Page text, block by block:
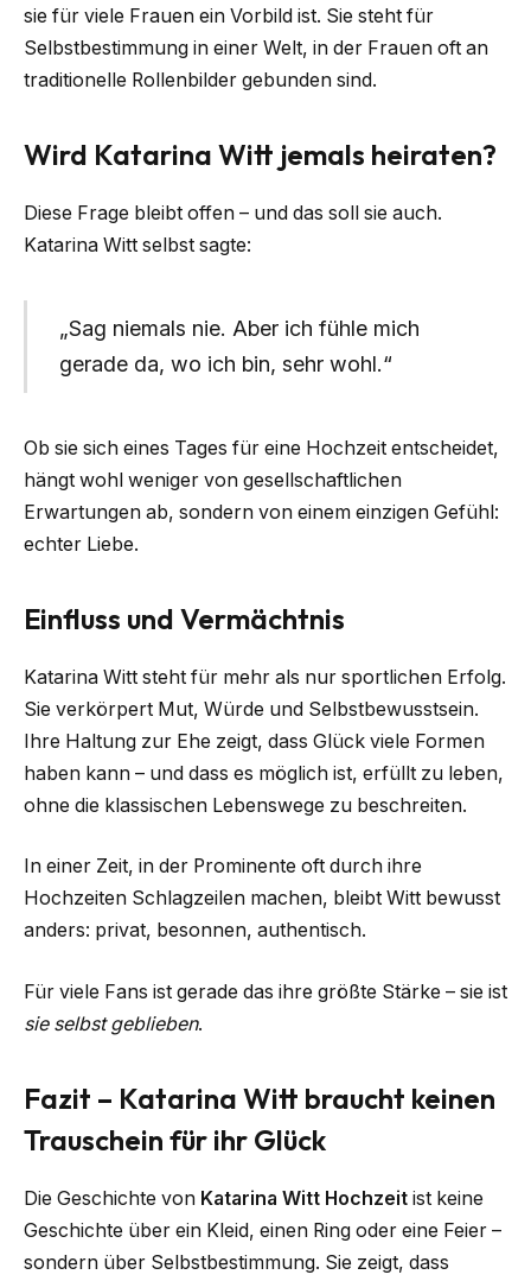
sie für viele Frauen ein Vorbild ist. Sie steht für
Selbstbestimmung in einer Welt, in der Frauen oft an
traditionelle Rollenbilder gebunden sind.
Wird Katarina Witt jemals heiraten?
Diese Frage bleibt offen – und das soll sie auch.
Katarina Witt selbst sagte:
„Sag niemals nie. Aber ich fühle mich
gerade da, wo ich bin, sehr wohl.“
Ob sie sich eines Tages für eine Hochzeit entscheidet,
hängt wohl weniger von gesellschaftlichen
Erwartungen ab, sondern von einem einzigen Gefühl:
echter Liebe.
Einfluss und Vermächtnis
Katarina Witt steht für mehr als nur sportlichen Erfolg.
Sie verkörpert Mut, Würde und Selbstbewusstsein.
Ihre Haltung zur Ehe zeigt, dass Glück viele Formen
haben kann – und dass es möglich ist, erfüllt zu leben,
ohne die klassischen Lebenswege zu beschreiten.
In einer Zeit, in der Prominente oft durch ihre
Hochzeiten Schlagzeilen machen, bleibt Witt bewusst
anders: privat, besonnen, authentisch.
Für viele Fans ist gerade das ihre größte Stärke – sie ist
sie selbst geblieben.
Fazit – Katarina Witt braucht keinen
Trauschein für ihr Glück
Die Geschichte von Katarina Witt Hochzeit ist keine
Geschichte über ein Kleid, einen Ring oder eine Feier –
sondern über Selbstbestimmung. Sie zeigt, dass